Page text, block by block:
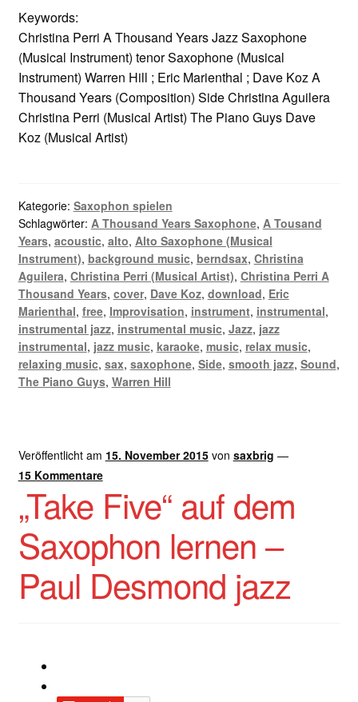
Keywords:
Christina Perri A Thousand Years Jazz Saxophone
(Musical Instrument) tenor Saxophone (Musical
Instrument) Warren Hill ; Eric Marienthal ; Dave Koz A
Thousand Years (Composition) Side Christina Aguilera
Christina Perri (Musical Artist) The Piano Guys Dave
Koz (Musical Artist)
Kategorie: Saxophon spielen
Schlagwörter: A Thousand Years Saxophone, A Tousand
Years, acoustic, alto, Alto Saxophone (Musical
Instrument), background music, berndsax, Christina
Aguilera, Christina Perri (Musical Artist), Christina Perri A
Thousand Years, cover, Dave Koz, download, Eric
Marienthal, free, Improvisation, instrument, instrumental,
instrumental jazz, instrumental music, Jazz, jazz
instrumental, jazz music, karaoke, music, relax music,
relaxing music, sax, saxophone, Side, smooth jazz, Sound,
The Piano Guys, Warren Hill
Veröffentlicht am 15. November 2015 von saxbrig —
15 Kommentare
„Take Five“ auf dem
Saxophon lernen –
Paul Desmond jazz